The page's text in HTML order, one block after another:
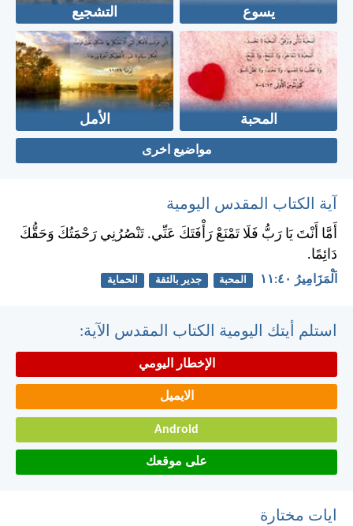
يسوع التشجيع
المحبة الأمل
مواضيع اخرى
آية الكتاب المقدس اليومية
أَمَّا أَنْتَ يَا رَبُّ فَلَا تَمْنَعْ رَأْفَتَكَ عَنِّي. تَنْصُرُنِي رَحْمَتُكَ وَحَقُّكَ
دَائِمًا.
اَلْمَزَامِيرُ ٤٠:‏١١ المحبة جدير بالثقة الحماية
استلم أيتك اليومية الكتاب المقدس الآية:
الإخطار اليومي
الايميل
Android
على موقعك
ايات مختارة